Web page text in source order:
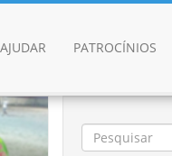
PATROCÍNIOS